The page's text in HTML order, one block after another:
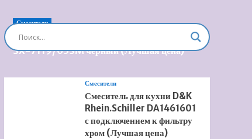
Смесители
Душевая система встроенная Timo Briana
SX-7119/03SM черный (Лучшая цена)
Смесители
Смеситель для кухни D&K
Rhein.Schiller DA1461601
с подключением к фильтру
хром (Лучшая цена)